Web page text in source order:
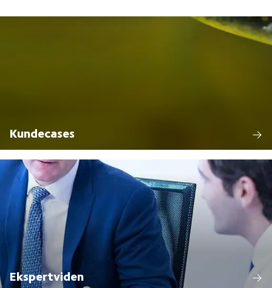
Kundecases
Ekspertviden